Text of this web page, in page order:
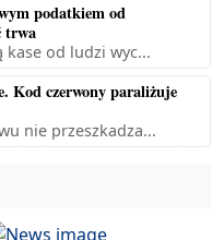
podatkiem od
trwa
kase od ludzi wyc...
Kod czerwony paraliżuje
nie przeszkadza...